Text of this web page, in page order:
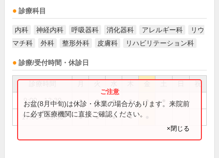
診療科目
内科 神経内科 呼吸器科 消化器科 アレルギー科
リウ
マチ科
外科 整形外科 皮膚科 リハビリテーション科
診療/受付時間・休診日
祝
9:00～12:30 ● ● ● ● ●
17:00～19:30 ● ● ● ●
お盆(8月中旬)は休診・休業の場合があります。来院前
に必ず医療機関に直接ご確認ください。
×閉じる